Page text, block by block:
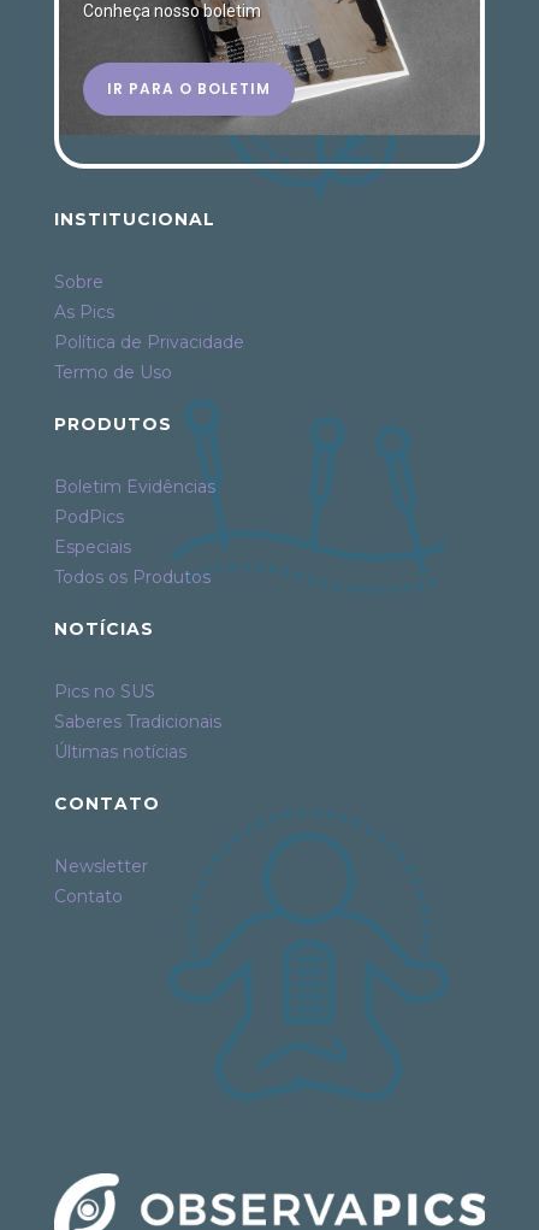
Conheça nosso boletim
IR PARA O BOLETIM
INSTITUCIONAL
Sobre
As Pics
Política de Privacidade
Termo de Uso
PRODUTOS
Boletim Evidências
PodPics
Especiais
Todos os Produtos
NOTÍCIAS
Pics no SUS
Saberes Tradicionais
Últimas notícias
CONTATO
Newsletter
Contato